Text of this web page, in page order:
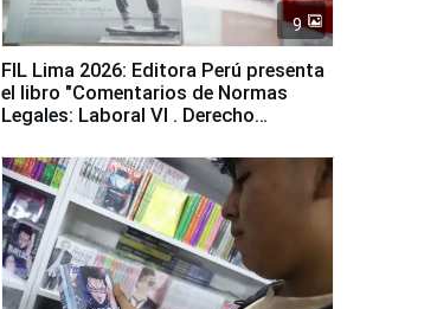
9
FIL Lima 2026: Editora Perú presenta
el libro "Comentarios de Normas
Legales: Laboral Vl . Derecho